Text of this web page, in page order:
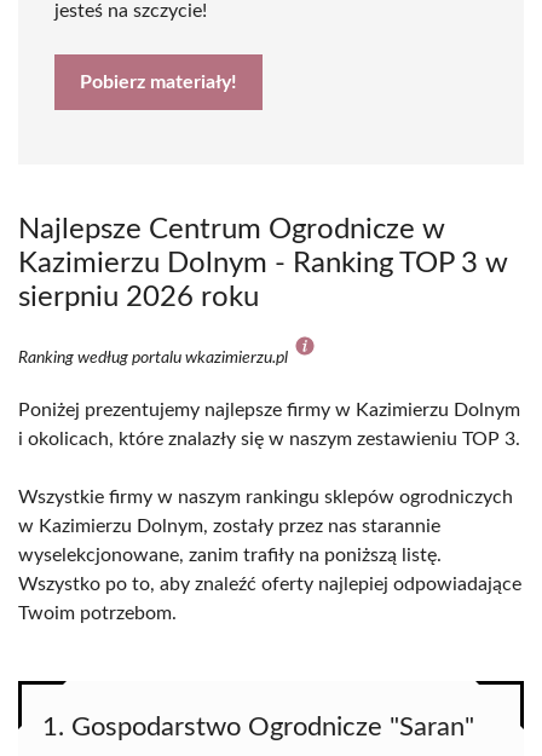
jesteś na szczycie!
Pobierz materiały!
Najlepsze Centrum Ogrodnicze w
Kazimierzu Dolnym - Ranking TOP 3 w
sierpniu 2026 roku
Ranking według portalu wkazimierzu.pl
Poniżej prezentujemy najlepsze firmy w Kazimierzu Dolnym
i okolicach, które znalazły się w naszym zestawieniu TOP 3.
Wszystkie firmy w naszym rankingu sklepów ogrodniczych
w Kazimierzu Dolnym, zostały przez nas starannie
wyselekcjonowane, zanim trafiły na poniższą listę.
Wszystko po to, aby znaleźć oferty najlepiej odpowiadające
Twoim potrzebom.
1. Gospodarstwo Ogrodnicze "Saran"